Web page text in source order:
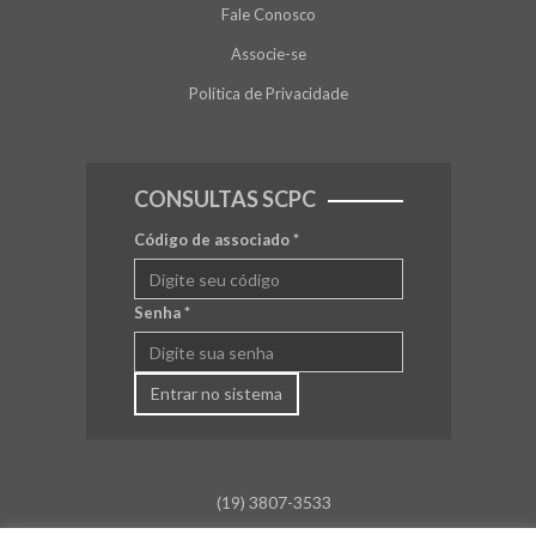
Fale Conosco
Associe-se
Política de Privacidade
CONSULTAS SCPC
Código de associado*
Senha*
Entrar no sistema
(19) 3807-3533